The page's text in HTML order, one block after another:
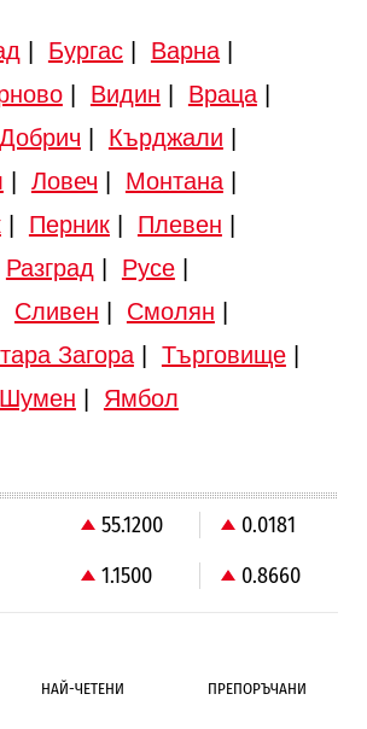
Бургас| Варна|
| Видин Враца|
Добрич Кърджали
Ловеч Монтана|
| Перник| Плевен
Разград Русе|
Сливен Смолян
Загора| Търговище|
Шумен Ямбол
55.1200
0.0181
1.1500 0.8660
НАЙ-ЧЕТЕНИ ПРЕПОРЪЧАНИ